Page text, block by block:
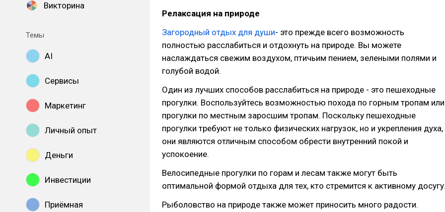
Викторина
Темы
AI
Сервисы
Маркетинг
Личный опыт
Деньги
Инвестиции
Приёмная
Релаксация на природе
Загородный отдых для души- это прежде всего возможность
полностью расслабиться и отдохнуть на природе. Вы можете
наслаждаться свежим воздухом, птичьим пением, зелеными полями и
голубой водой.
Один из лучших способов расслабиться на природе - это пешеходные
прогулки. Воспользуйтесь возможностью похода по горным тропам или
прогулки по местным заросшим тропам. Поскольку пешеходные
прогулки требуют не только физических нагрузок, но и укрепления духа,
они являются отличным способом обрести внутренний покой и
успокоение.
Велосипедные прогулки по горам и лесам также могут быть
оптимальной формой отдыха для тех, кто стремится к активному
Рыболовство на природе также может приносить много радости.